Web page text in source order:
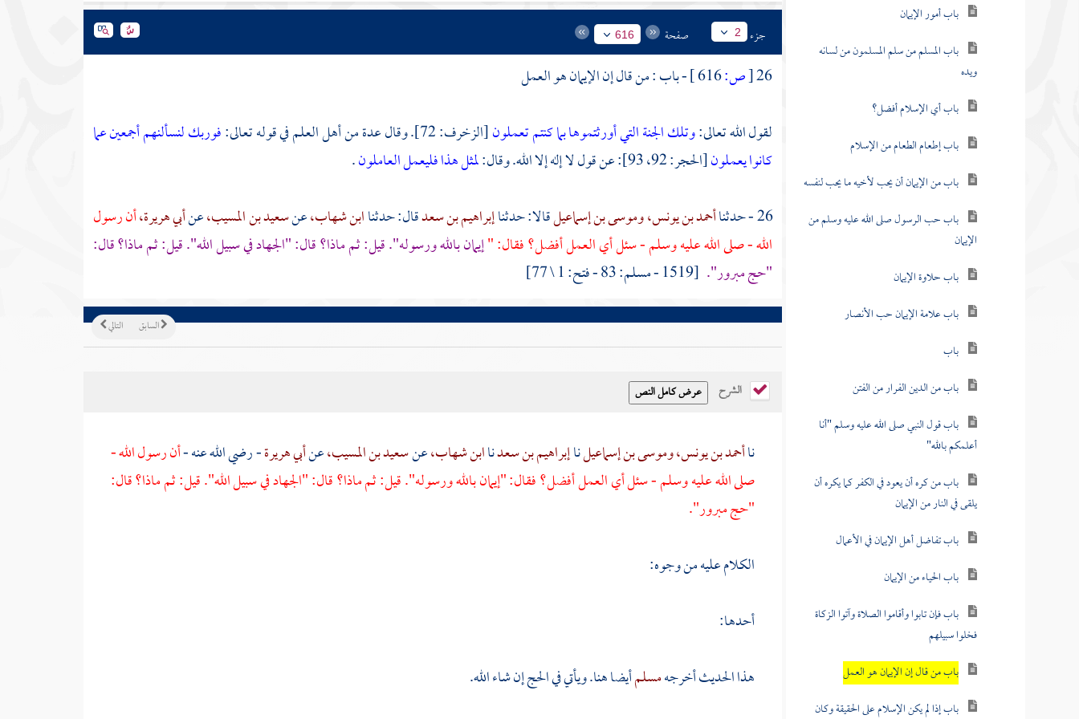
باب أمور الإيمان
باب المسلم من سلم المسلمون من لسانه
ويده
باب أي الإسلام أفضل؟
باب إطعام الطعام من الإسلام
باب من الإيمان أن يحب لأخيه ما يحب لنفسه
باب حب الرسول صلى الله عليه وسلم من
الإيمان
باب حلاوة الإيمان
باب علامة الإيمان حب الأنصار
باب
باب من الدين الفرار من الفتن
باب قول النبي صلى الله عليه وسلم "أنا
أعلمكم بالله"
باب من كره أن يعود في الكفر كما يكره أن
يلقى في النار من الإيمان
باب تفاضل أهل الإيمان في الأعمال
باب الحياء من الإيمان
باب فإن تابوا وأقاموا الصلاة وآتوا الزكاة
فخلوا سبيلهم
باب من قال إن الإيمان هو العمل
باب إذا لم يكن الإسلام على الحقيقة وكان
جزء 2 صفحة 616
26
[ص:
- باب : من قال إن الإيمان هو العمل
لقول الله تعالى:وتلك الجنة التي أورثتموها بما كنتم تعملون[الزخرف: 72]. وقال عدة من أهل العلم في قوله تعالى: فوربك لنسألنهم أجمعينعما
كانوا يعملون[الحجر: 92، 93]: عن قول لا إله إلا الله. وقال: لمثل هذا فليعمل العاملون.
26 - حدثنا
أحمد بن يونس،وموسى بن إسماعيلقالا: حدثناإبراهيم بن سعدقال: حدثناابن شهاب،عنسعيد بن المسيب،عنأبي هريرة،أن رسول
الله - صلى الله عليه وسلم - سئل أي العمل أفضل؟ فقال: "إيمان بالله ورسوله". قيل: ثم ماذا؟ قال: "الجهاد في سبيل الله". قيل: ثم ماذا؟ قال:
"حج مبرور". [1519 - مسلم: 83 - فتح: 1 \ 77]
التالي السابق
الشرح
ناأحمد بن يونس،وموسى بن إسماعيلناإبراهيم بن سعدناابن شهاب،عنسعيد بن المسيب،عنأبي هريرة- رضي الله عنه -أن رسول الله -
صلى الله عليه وسلم - سئل أي العمل أفضل؟ فقال: "إيمان بالله ورسوله". قيل: ثم ماذا؟ قال: "الجهاد في سبيل الله". قيل: ثم ماذا؟ قال:
"حج مبرور".
الكلام عليه من وجوه:
أحدها:
هذا الحديث أخرجهمسلمأيضا هنا. ويأتي في الحج إن شاء الله.